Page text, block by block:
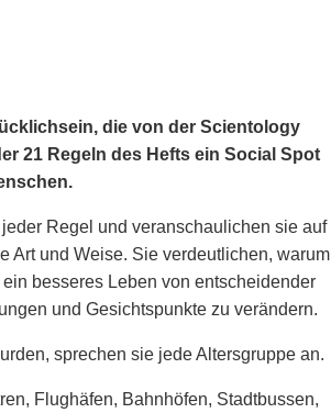
die von der Scientology
21 Regeln des Hefts ein Social Spot
Regel und veranschaulichen sie auf
Art und Weise. Sie verdeutlichen, warum
besseres Leben von entscheidender
und Gesichtspunkte zu verändern.
sprechen sie jede Altersgruppe an.
Flughäfen, Bahnhöfen, Stadtbussen,